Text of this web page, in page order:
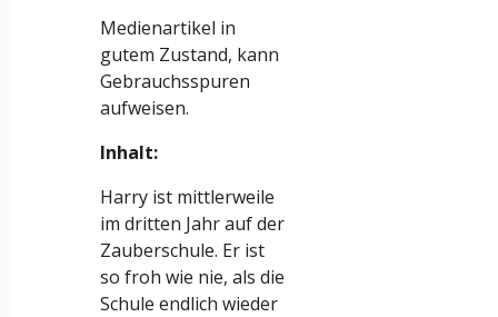
Medienartikel in
gutem Zustand, kann
Gebrauchsspuren
aufweisen.
Inhalt:
Harry ist mittlerweile
im dritten Jahr auf der
Zauberschule. Er ist
so froh wie nie, als die
Schule endlich wieder